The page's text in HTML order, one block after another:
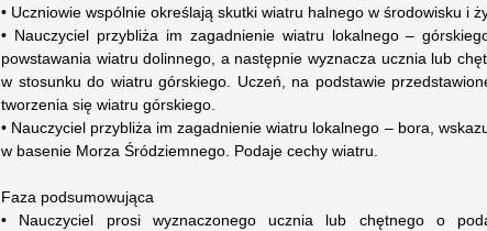
• Uczniowie wspólnie określają skutki wiatru halnego w środowisku i
• Nauczyciel przybliża im zagadnienie wiatru lokalnego –
powstawania wiatru dolinnego, a następnie wyznacza ucznia lub
w stosunku do wiatru górskiego. Uczeń, na podstawie
tworzenia się wiatru górskiego.
• Nauczyciel przybliża im zagadnienie wiatru lokalnego – bora,
w basenie Morza Śródziemnego. Podaje cechy wiatru.
Faza podsumowująca
• Nauczyciel prosi wyznaczonego ucznia lub chętnego o